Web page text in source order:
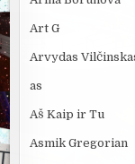
Art G
Arvydas
as
Aš Kaip ir Tu
Asmik Gregorian